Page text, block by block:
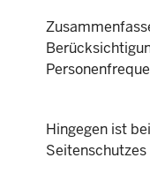
Hingegen ist